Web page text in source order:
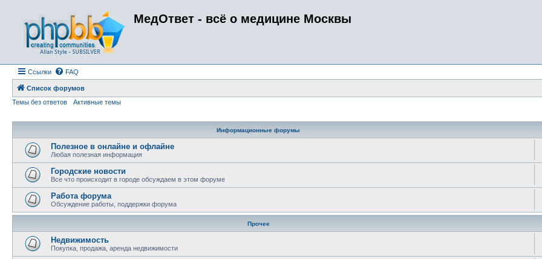
МедОтвет - всё о медицине Москвы
Ссылки FAQ
Список форумов
Темы без ответов
Активные темы
Информационные форумы
Полезное в онлайне и офлайне
Любая полезная информация
Городские новости
Все что происходит в городе обсуждаем в этом форуме
Работа форума
Обсуждение работы, поддержки форума
Прочее
Недвижимость
Покупка, продажа, аренда недвижимости